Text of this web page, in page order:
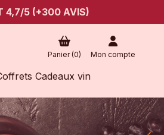
4,7/5 (+300 AVIS)
Panier (0) Mon compte
Cadeaux vin